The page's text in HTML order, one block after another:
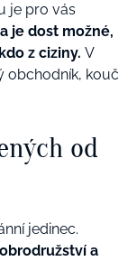
je pro vás
je dost možné,
z ciziny. V
obchodník, kouč
od
jedinec.
a